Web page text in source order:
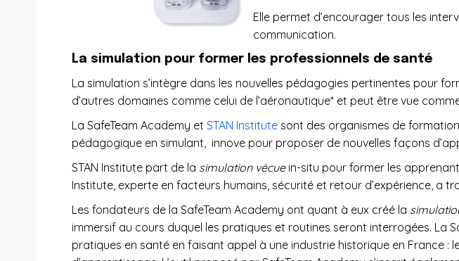
Elle permet d’encourager tous les
communication.
La simulation pour former les professionnels de santé
La simulation s’intègre dans les nouvelles pédagogies pertinentes pour
d’autres domaines comme celui de l’aéronautique* et peut être vue
La SafeTeam Academy et STAN Institute sont des organismes de
pédagogique en simulant, innove pour proposer de nouvelles façons
STAN Institute part de la simulation vécuein-situ pour former les
Institute, experte en facteurs humains, sécurité et retour d’expérience, a
Les fondateurs de la SafeTeam Academy ont quant à eux créé la
immersif au cours duquel les pratiques et routines seront interrogées. La
pratiques en santé en faisant appel à une industrie historique en France :